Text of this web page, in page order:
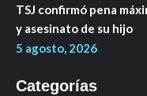
TSJ confirmó pena
y asesinato de su hijo
5 agosto, 2026
Categorías